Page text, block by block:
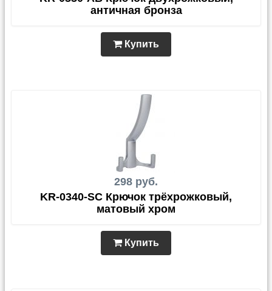
античная бронза
Купить
298 руб.
KR-0340-SC Крючок трёхрожковый,
матовый хром
Купить